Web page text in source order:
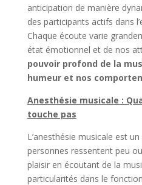
anticipation de manière
des participants actifs dans
Chaque écoute varie
état émotionnel et de nos
pouvoir profond de la
humeur et nos
Anesthésie musicale :
touche pas
L’anesthésie musicale est
personnes ressentent peu
plaisir en écoutant de la
particularités dans le